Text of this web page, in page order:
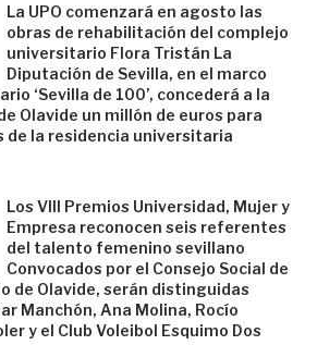
La UPO comenzará en agosto las
obras de rehabilitación del complejo
universitario Flora Tristán La
Diputación de Sevilla, en el marco
‘Sevilla de 100’, concederá a la
Olavide un millón de euros para
de la residencia universitaria
Los VIII Premios Universidad, Mujer y
Empresa reconocen seis referentes
del talento femenino sevillano
Convocados por el Consejo Social de
de Olavide, serán distinguidas
Manchón, Ana Molina, Rocío
y el Club Voleibol Esquimo Dos